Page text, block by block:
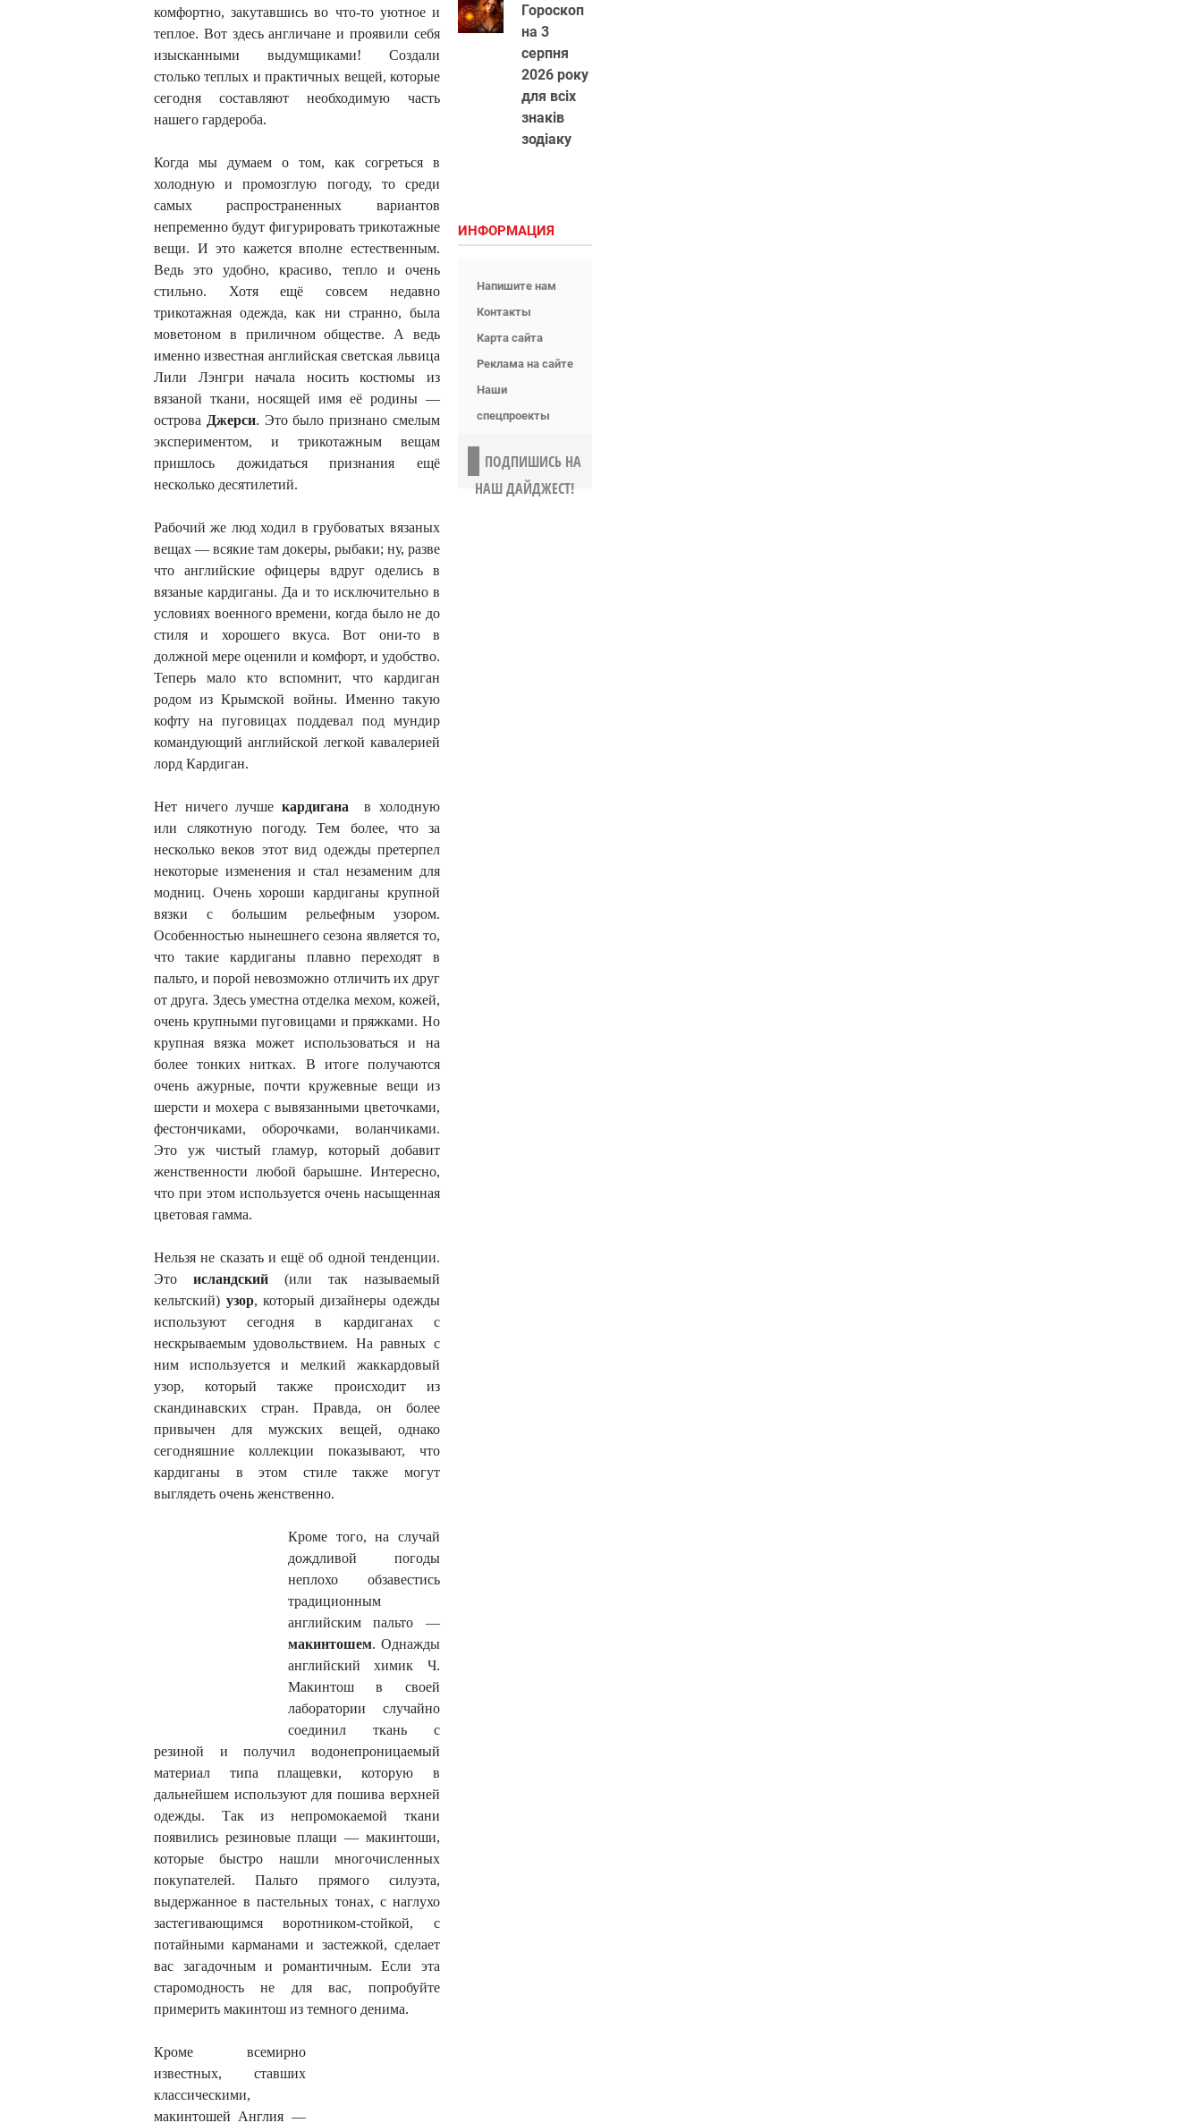
комфортно, закутавшись во что-то уютное и
теплое. Вот здесь англичане и проявили себя
изысканными выдумщиками! Создали
столько теплых и практичных вещей, которые
сегодня составляют необходимую часть
нашего гардероба.
Когда мы думаем о том, как согреться в
холодную и промозглую погоду, то среди
самых распространенных вариантов
непременно будут фигурировать трикотажные
вещи. И это кажется вполне естественным.
Ведь это удобно, красиво, тепло и очень
стильно. Хотя ещё совсем недавно
трикотажная одежда, как ни странно, была
моветоном в приличном обществе. А ведь
именно известная английская светская львица
Лили Лэнгри начала носить костюмы из
вязаной ткани, носящей имя её родины —
острова Джерси. Это было признано смелым
экспериментом, и трикотажным вещам
пришлось дожидаться признания ещё
несколько десятилетий.
Рабочий же люд ходил в грубоватых вязаных
вещах — всякие там докеры, рыбаки; ну, разве
что английские офицеры вдруг оделись в
вязаные кардиганы. Да и то исключительно в
условиях военного времени, когда было не до
стиля и хорошего вкуса. Вот они-то в
должной мере оценили и комфорт, и удобство.
Теперь мало кто вспомнит, что кардиган
родом из Крымской войны. Именно такую
кофту на пуговицах поддевал под мундир
командующий английской легкой кавалерией
лорд Кардиган.
Нет ничего лучше кардигана
в холодную
или слякотную погоду. Тем более, что за
несколько веков этот вид одежды претерпел
некоторые изменения и стал незаменим для
модниц. Очень хороши кардиганы крупной
вязки с большим рельефным узором.
Особенностью нынешнего сезона является то,
что такие кардиганы плавно переходят в
пальто, и порой невозможно отличить их друг
от друга. Здесь уместна отделка мехом, кожей,
очень крупными пуговицами и пряжками. Но
крупная вязка может использоваться и на
более тонких нитках. В итоге получаются
очень ажурные, почти кружевные вещи из
шерсти и мохера с вывязанными цветочками,
фестончиками, оборочками, воланчиками.
Это уж чистый гламур, который добавит
женственности любой барышне. Интересно,
что при этом используется очень насыщенная
цветовая гамма.
Нельзя не сказать и ещё об одной тенденции.
Это исландский (или так называемый
кельтский) узор, который дизайнеры одежды
используют сегодня в кардиганах с
нескрываемым удовольствием. На равных с
ним используется и мелкий жаккардовый
узор, который также происходит из
скандинавских стран. Правда, он более
привычен для мужских вещей, однако
сегодняшние коллекции показывают, что
кардиганы в этом стиле также могут
выглядеть очень женственно.
Кроме того, на случай
дождливой погоды
неплохо обзавестись
традиционным
английским пальто —
макинтошем. Однажды
английский химик Ч.
Макинтош в своей
лаборатории случайно
соединил ткань с
резиной и получил водонепроницаемый
материал типа плащевки, которую в
дальнейшем используют для пошива верхней
одежды. Так из непромокаемой ткани
появились резиновые плащи — макинтоши,
которые быстро нашли многочисленных
покупателей. Пальто прямого силуэта,
выдержанное в пастельных тонах, с наглухо
застегивающимся воротником-стойкой, с
потайными карманами и застежкой, сделает
вас загадочным и романтичным. Если эта
старомодность не для вас, попробуйте
примерить макинтош из темного денима.
Кроме всемирно
известных, ставших
классическими,
макинтошей Англия —
Гороскоп
на 3
серпня
2026 року
для всіх
знаків
зодіаку
ИНФОРМАЦИЯ
Напишите нам
Контакты
Карта сайта
Реклама на сайте
Наши
спецпроекты
ПОДПИШИСЬ НА
НАШ ДАЙДЖЕСТ!